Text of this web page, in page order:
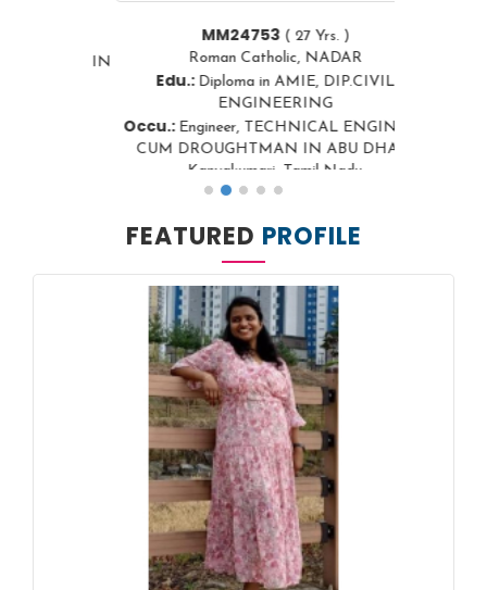
MM24753( 27 Yrs. )
Roman Catholic, NADAR
Edu.:Diploma in AMIE, DIP.CIVIL
ENGINEERING
Occu.:Engineer, TECHNICAL ENGINEER
CUM DROUGHTMAN IN ABU DHABI
Kanyakumari, Tamil Nadu
FEATUREDPROFILE